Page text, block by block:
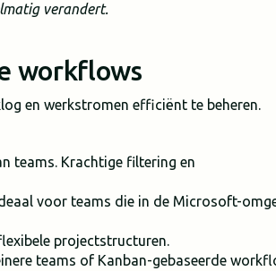
verandert.
workflows
en werkstromen efficiënt te beheren.
teams. Krachtige filtering en
voor teams die in de Microsoft-
projectstructuren.
teams of Kanban-gebaseerde